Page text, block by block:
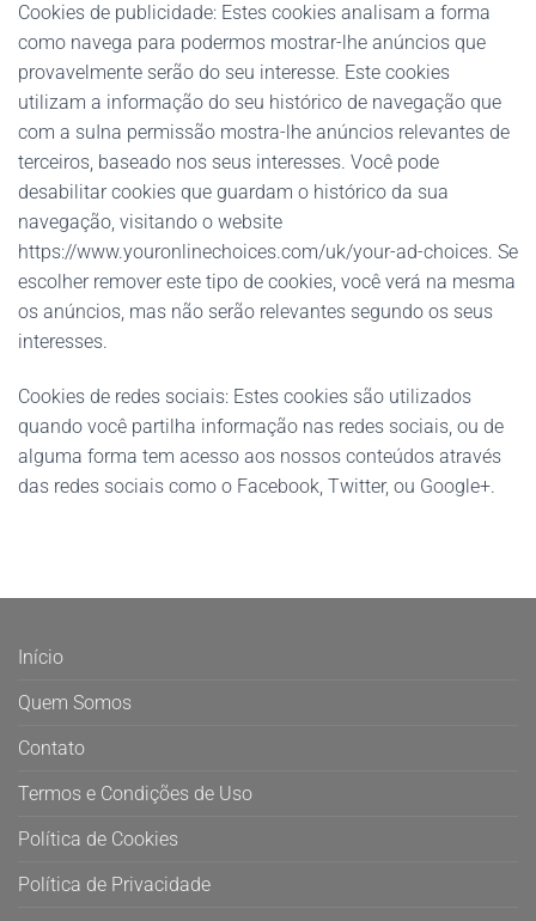
Cookies de publicidade: Estes cookies analisam a forma
como navega para podermos mostrar-lhe anúncios que
provavelmente serão do seu interesse. Este cookies
utilizam a informação do seu histórico de navegação que
com a suIna permissão mostra-lhe anúncios relevantes de
terceiros, baseado nos seus interesses. Você pode
desabilitar cookies que guardam o histórico da sua
navegação, visitando o website
https://www.youronlinechoices.com/uk/your-ad-choices. Se
escolher remover este tipo de cookies, você verá na mesma
os anúncios, mas não serão relevantes segundo os seus
interesses.
Cookies de redes sociais: Estes cookies são utilizados
quando você partilha informação nas redes sociais, ou de
alguma forma tem acesso aos nossos conteúdos através
das redes sociais como o Facebook, Twitter, ou Google+.
Início
Quem Somos
Contato
Termos e Condições de Uso
Política de Cookies
Política de Privacidade